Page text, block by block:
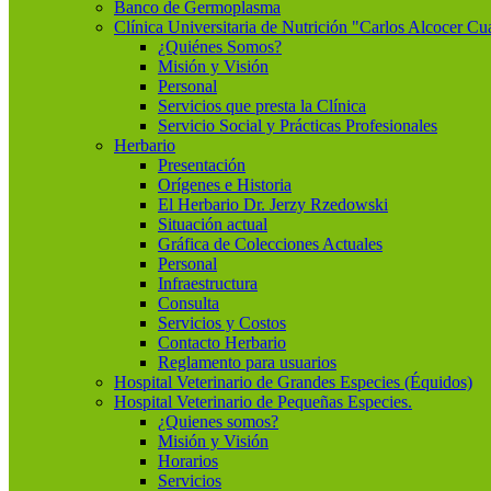
Banco de Germoplasma
Clínica Universitaria de Nutrición "Carlos Alcocer
¿Quiénes Somos?
Misión y Visión
Personal
Servicios que presta la Clínica
Servicio Social y Prácticas Profesionales
Herbario
Presentación
Orígenes e Historia
El Herbario Dr. Jerzy Rzedowski
Situación actual
Gráfica de Colecciones Actuales
Personal
Infraestructura
Consulta
Servicios y Costos
Contacto Herbario
Reglamento para usuarios
Hospital Veterinario de Grandes Especies (Équidos)
Hospital Veterinario de Pequeñas Especies.
¿Quienes somos?
Misión y Visión
Horarios
Servicios